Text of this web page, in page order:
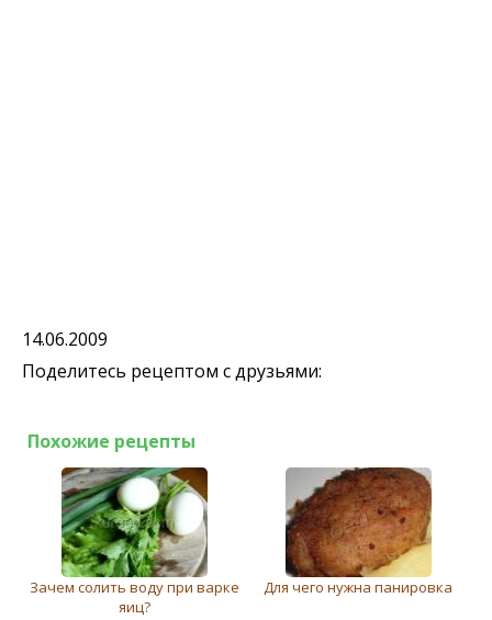
14.06.2009
Поделитесь рецептом с друзьями:
Похожие рецепты
Зачем солить воду при варке
яиц?
Для чего нужна панировка